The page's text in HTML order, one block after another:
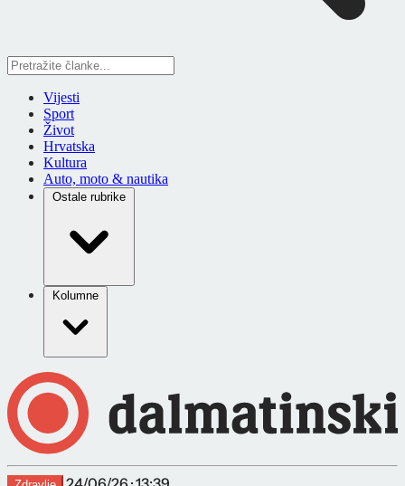
Vijesti
Sport
Život
Hrvatska
Kultura
Auto, moto & nautika
Ostale rubrike
Kolumne